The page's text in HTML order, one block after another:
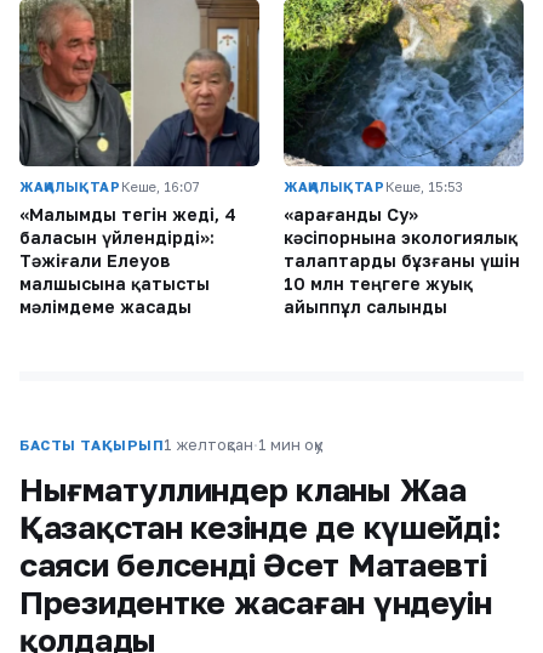
ЖАҢАЛЫҚТАР Кеше, 16:07
«Малымды тегін жеді, 4
баласын үйлендірді»:
Тәжіғали Елеуов
малшысына қатысты
мәлімдеме жасады
ЖАҢАЛЫҚТАР Кеше, 15:53
«Қарағанды Су»
кәсіпорнына экологиялық
талаптарды бұзғаны үшін
10 млн теңгеге жуық
айыппұл салынды
БАСТЫ ТАҚЫРЫП1 желтоқсан·1 мин оқу
Нығматуллиндер кланы Жаңа
Қазақстан кезінде де күшейді:
саяси белсенді Әсет Матаевтің
Президентке жасаған үндеуін
қолдады